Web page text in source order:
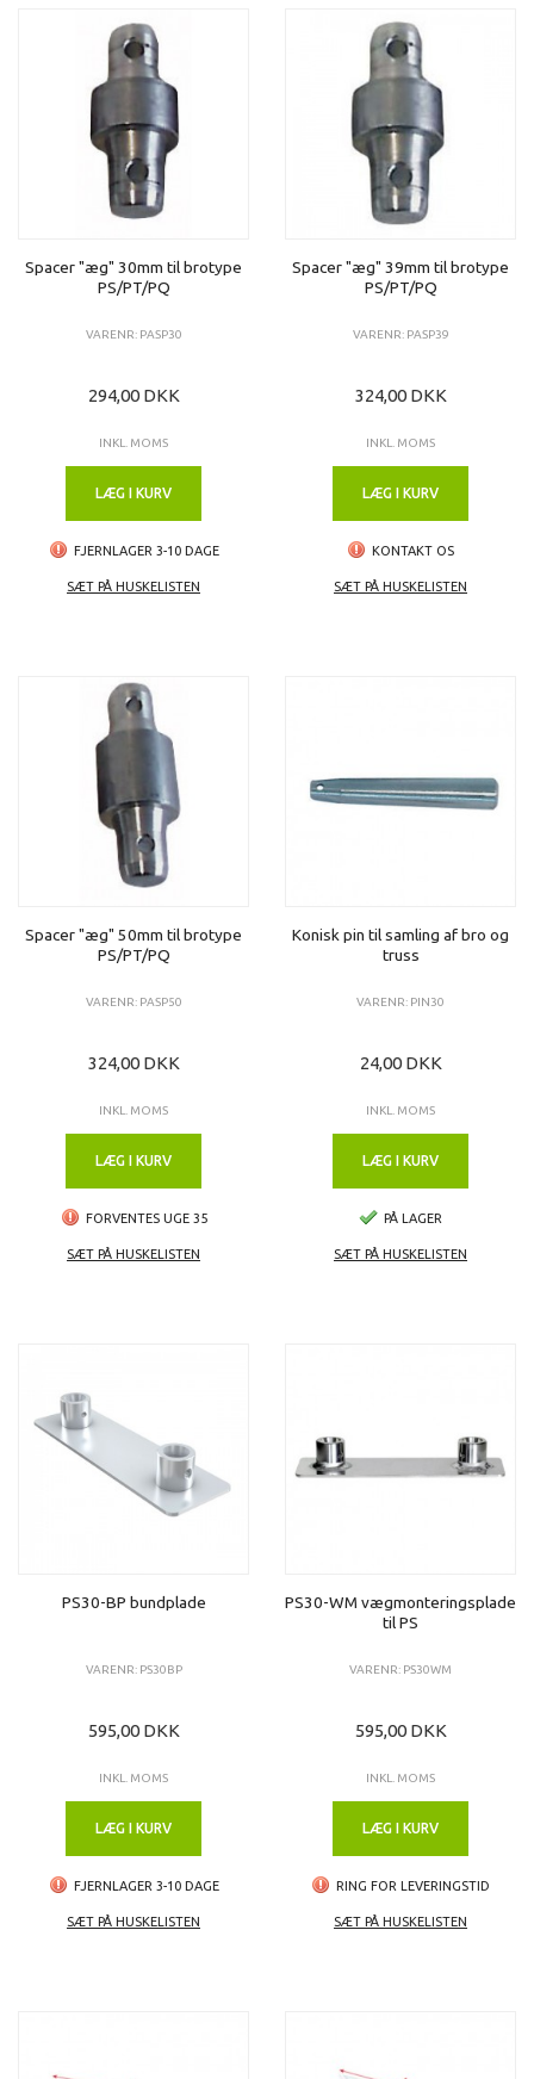
Spacer "æg" 30mm til brotype
PS/PT/PQ
VARENR: PASP30
294,00 DKK
INKL. MOMS
LÆG I KURV
FJERNLAGER 3-10 DAGE
SÆT PÅ HUSKELISTEN
Spacer "æg" 39mm til brotype
PS/PT/PQ
VARENR: PASP39
324,00 DKK
INKL. MOMS
LÆG I KURV
KONTAKT OS
SÆT PÅ HUSKELISTEN
Spacer "æg" 50mm til brotype
PS/PT/PQ
VARENR: PASP50
324,00 DKK
INKL. MOMS
LÆG I KURV
FORVENTES UGE 35
SÆT PÅ HUSKELISTEN
Konisk pin til samling af bro og
truss
VARENR: PIN30
24,00 DKK
INKL. MOMS
LÆG I KURV
PÅ LAGER
SÆT PÅ HUSKELISTEN
PS30-BP bundplade
VARENR: PS30BP
595,00 DKK
INKL. MOMS
LÆG I KURV
FJERNLAGER 3-10 DAGE
SÆT PÅ HUSKELISTEN
PS30-WM vægmonteringsplade
til PS
VARENR: PS30WM
595,00 DKK
INKL. MOMS
LÆG I KURV
RING FOR LEVERINGSTID
SÆT PÅ HUSKELISTEN